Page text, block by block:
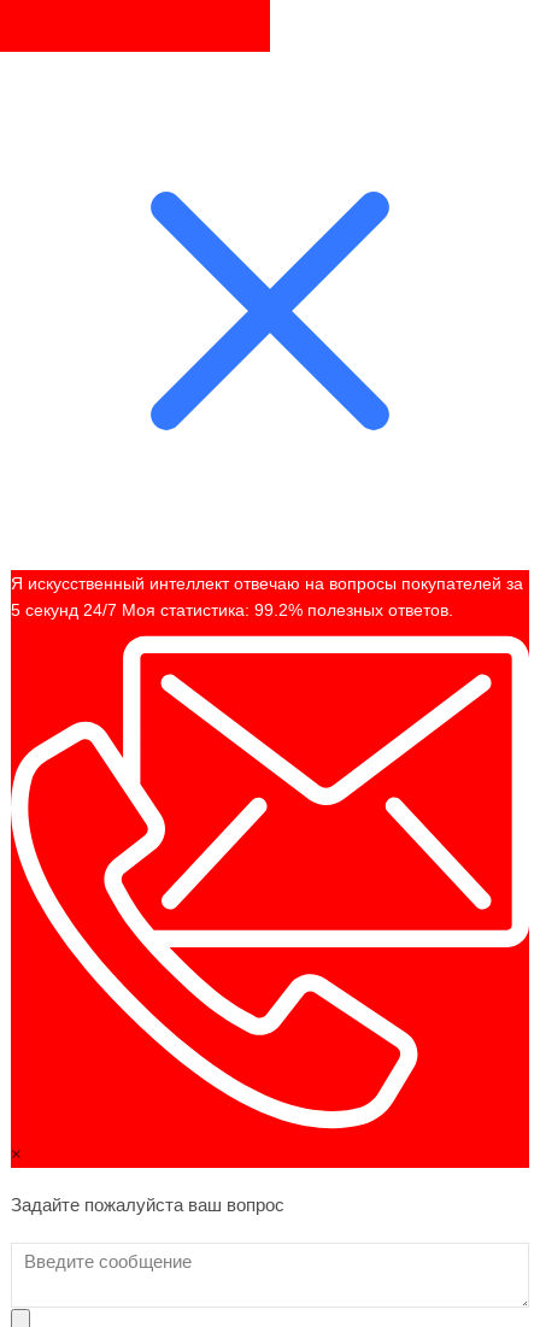
Я искусственный интеллект отвечаю на вопросы покупателей за
5 секунд 24/7 Моя статистика: 99.2% полезных ответов.
×
Задайте пожалуйста ваш вопрос